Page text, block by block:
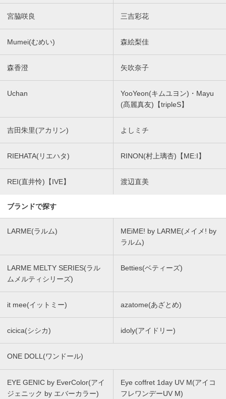
宮脇咲良 三吉彩花
Mumei(むめい) 森絵梨佳
森香澄 矢吹奈子
Uchan
YooYeon(キムユヨン)・Mayu
(髙麗真友)【tripleS】
吉田朱里(アカリン) よしミチ
RIEHATA(リエハタ) RINON(村上璃杏)【ME:I】
REI(直井怜)【IVE】 渡辺直美
ブランドで探す
LARME(ラルム)
MEiME! by LARME(メイメ! by
ラルム)
LARME MELTY SERIES(ラル
ムメルティシリーズ)
Betties(ベティーズ)
it mee(イットミー) azatome(あざとめ)
cicica(シシカ) idoly(アイドリー)
ONE DOLL(ワンドール)
EYE GENIC by EverColor(アイ
ジェニック by エバーカラー)
Eye coffret 1day UV M(アイコ
フレワンデーUV M)